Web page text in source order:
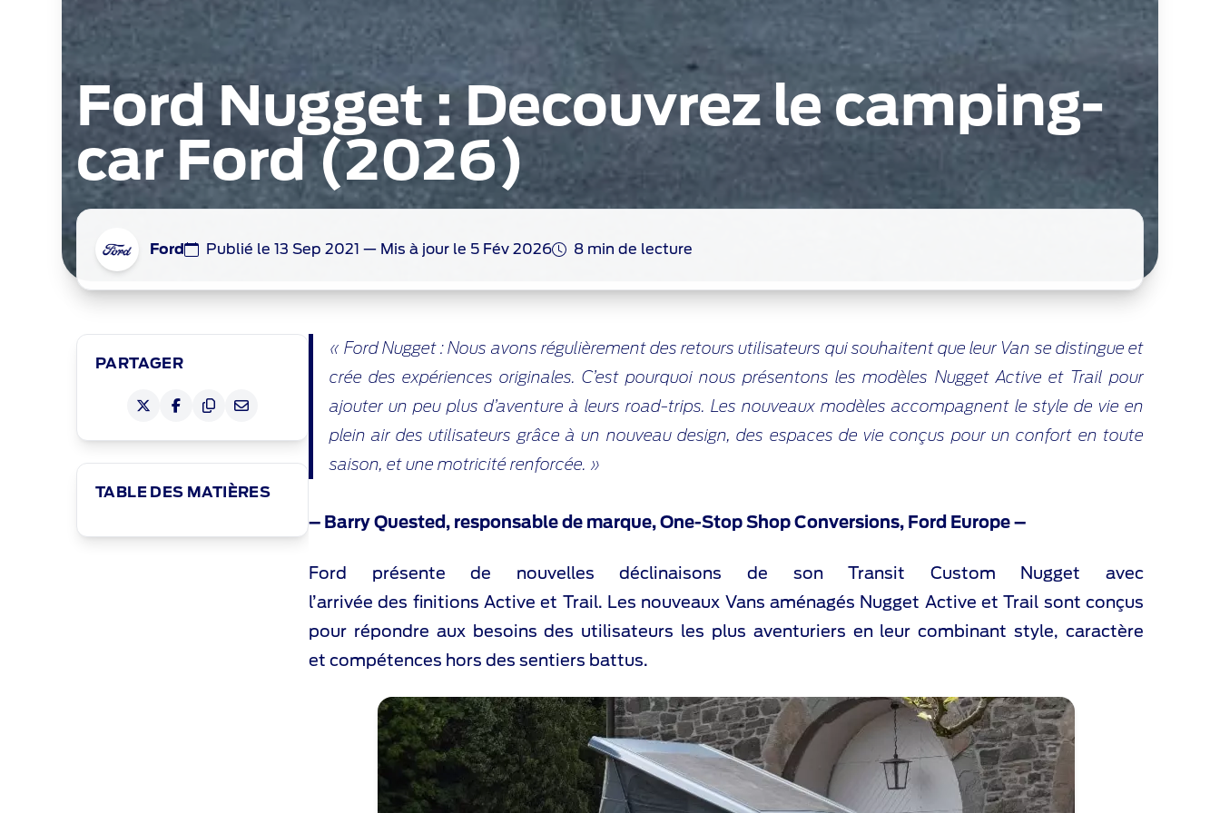
Ford Nugget : Decouvrez le camping-
car Ford (2026)
Ford Publié le 13 Sep 2021 — Mis à jour le 5 Fév 2026 8 min de lecture
PARTAGER
TABLE DES MATIÈRES
« Ford Nugget : Nous avons régulièrement des retours utilisateurs qui souhaitent que leur Van se distingue et
crée des expériences originales. C’est pourquoi nous présentons les modèles Nugget Active et Trail pour
ajouter un peu plus d’aventure à leurs road-trips. Les nouveaux modèles accompagnent le style de vie en
plein air des utilisateurs grâce à un nouveau design, des espaces de vie conçus pour un confort en toute
saison, et une motricité renforcée. »
– Barry Quested, responsable de marque, One-Stop Shop Conversions, Ford Europe –
Ford présente de nouvelles déclinaisons de son Transit Custom Nugget avec
l’arrivée des finitions Active et Trail. Les nouveaux Vans aménagés Nugget Active et Trail sont conçus
pour répondre aux besoins des utilisateurs les plus aventuriers en leur combinant style, caractère
et compétences hors des sentiers battus.